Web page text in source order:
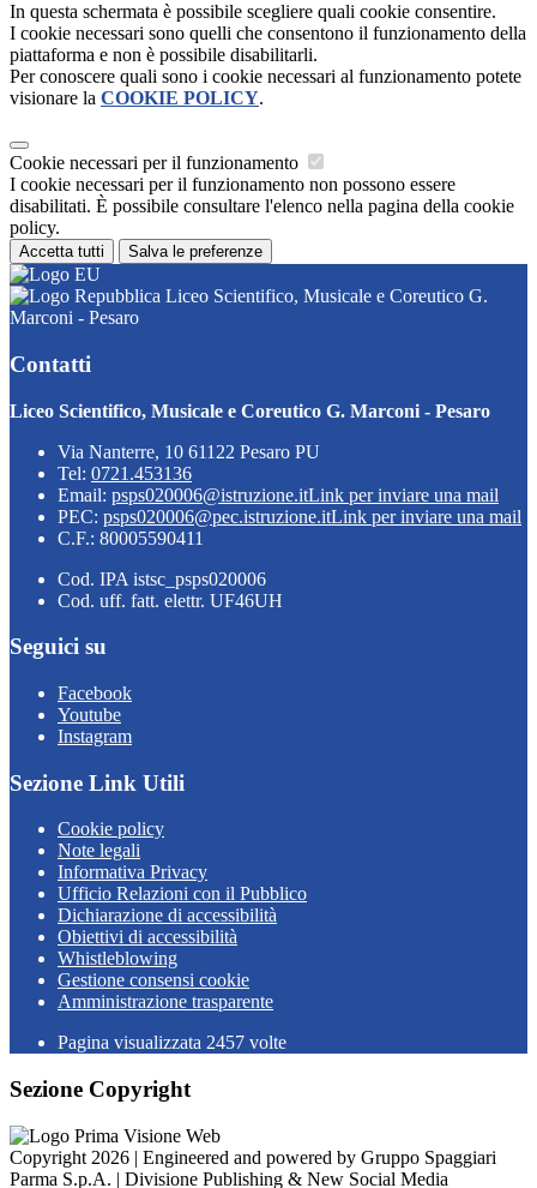
In questa schermata è possibile scegliere quali cookie consentire.
I cookie necessari sono quelli che consentono il funzionamento della
piattaforma e non è possibile disabilitarli.
Per conoscere quali sono i cookie necessari al funzionamento potete
visionare la COOKIE POLICY.
Cookie necessari per il funzionamento
I cookie necessari per il funzionamento non possono essere
disabilitati. È possibile consultare l'elenco nella pagina della cookie
policy.
Accetta tutti Salva le preferenze
Liceo Scientifico, Musicale e Coreutico G.
Marconi - Pesaro
Contatti
Liceo Scientifico, Musicale e Coreutico G. Marconi - Pesaro
Via Nanterre, 10 61122 Pesaro PU
Tel: 0721.453136
Email: psps020006@istruzione.itLink per inviare una mail
PEC: psps020006@pec.istruzione.itLink per inviare una mail
C.F.: 80005590411
Cod. IPA istsc_psps020006
Cod. uff. fatt. elettr. UF46UH
Seguici su
Facebook
Youtube
Instagram
Sezione Link Utili
Cookie policy
Note legali
Informativa Privacy
Ufficio Relazioni con il Pubblico
Dichiarazione di accessibilità
Obiettivi di accessibilità
Whistleblowing
Gestione consensi cookie
Amministrazione trasparente
Pagina visualizzata 2457 volte
Sezione Copyright
Copyright 2026 | Engineered and powered by Gruppo Spaggiari
Parma S.p.A. | Divisione Publishing & New Social Media